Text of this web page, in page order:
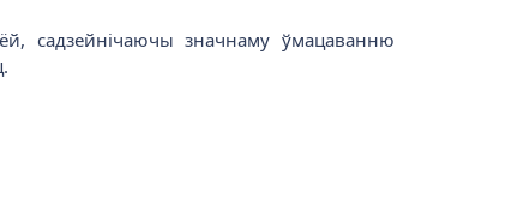
садзейнічаючы значнаму ўмацаванню